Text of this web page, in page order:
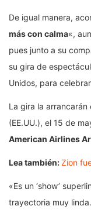
De igual manera,
más con calma«,
pues junto a su
su gira de
Unidos, para
La gira la arrancarán
(EE.UU.), el 15 de
American Airlines
Lea también:Zion
«Es un ‘show’
trayectoria muy